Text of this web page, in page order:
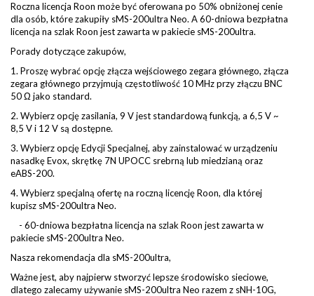
Roczna licencja Roon może być oferowana po 50% obniżonej cenie
dla osób, które zakupiły sMS-200ultra Neo. A 60-dniowa bezpłatna
licencja na szlak Roon jest zawarta w pakiecie sMS-200ultra.
Porady dotyczące zakupów,
1. Proszę wybrać opcję złącza wejściowego zegara głównego, złącza
zegara głównego przyjmują częstotliwość 10 MHz przy złączu BNC
50 Ω jako standard.
2. Wybierz opcję zasilania, 9 V jest standardową funkcją, a 6,5 ​​V ~
8,5 V i 12 V są dostępne.
3. Wybierz opcję Edycji Specjalnej, aby zainstalować w urządzeniu
nasadkę Evox, skrętkę 7N UPOCC srebrną lub miedzianą oraz
eABS-200.
4. Wybierz specjalną ofertę na roczną licencję Roon, dla której
kupisz sMS-200ultra Neo.
- 60-dniowa bezpłatna licencja na szlak Roon jest zawarta w
pakiecie sMS-200ultra Neo.
Nasza rekomendacja dla sMS-200ultra,
Ważne jest, aby najpierw stworzyć lepsze środowisko sieciowe,
dlatego zalecamy używanie sMS-200ultra Neo razem z sNH-10G,